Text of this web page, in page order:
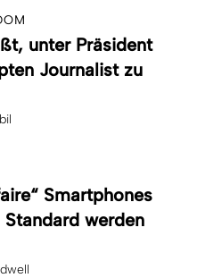
unter Präsident
Journalist zu
Smartphones
Standard werden